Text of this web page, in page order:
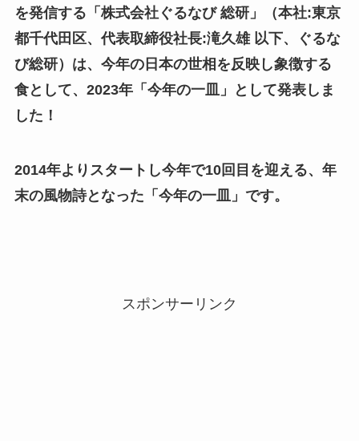
を発信する「株式会社ぐるなび 総研」（本社:東京
都千代⽥区、代表取締役社⻑:滝久雄 以下、ぐるな
び総研）は、今年の日本の世相を反映し象徴する
食として、2023年「今年の一皿」として発表しま
した！
2014年よりスタートし今年で10回目を迎える、年
末の風物詩となった「今年の一皿」です。
スポンサーリンク